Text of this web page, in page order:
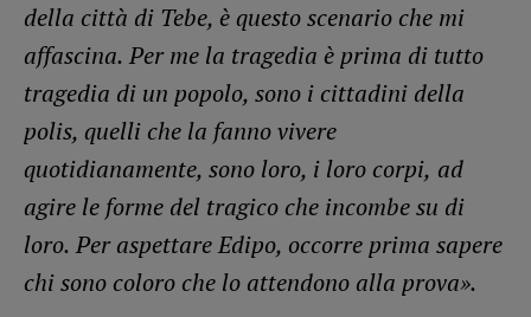
della città di Tebe, è questo scenario che mi
affascina. Per me la tragedia è prima di tutto
tragedia di un popolo, sono i cittadini della
polis, quelli che la fanno vivere
quotidianamente, sono loro, i loro corpi, ad
agire le forme del tragico che incombe su di
loro. Per aspettare Edipo, occorre prima sapere
chi sono coloro che lo attendono alla prova».